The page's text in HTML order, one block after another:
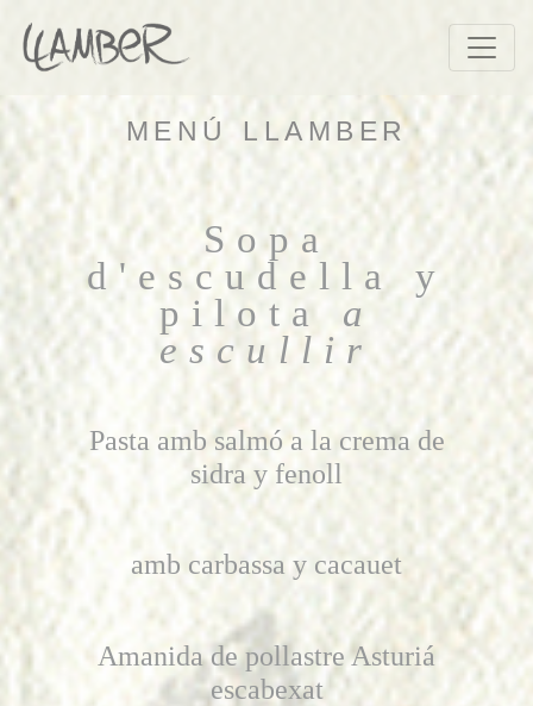
MENÚ LLAMBER
Sopa
d'escudella y
pilota a
escullir
Pasta amb salmó a la crema de
sidra y fenoll
amb carbassa y cacauet
Amanida de pollastre Asturiá
escabexat